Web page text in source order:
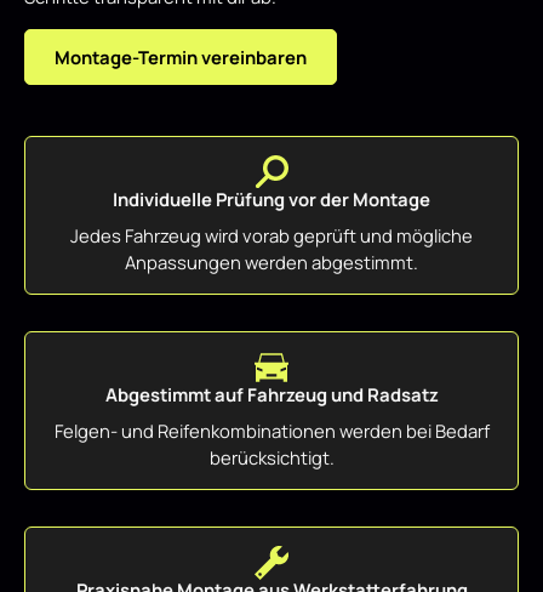
Montage-Termin vereinbaren
Individuelle Prüfung vor der Montage
Jedes Fahrzeug wird vorab geprüft und mögliche
Anpassungen werden abgestimmt.
Abgestimmt auf Fahrzeug und Radsatz
Felgen- und Reifenkombinationen werden bei Bedarf
berücksichtigt.